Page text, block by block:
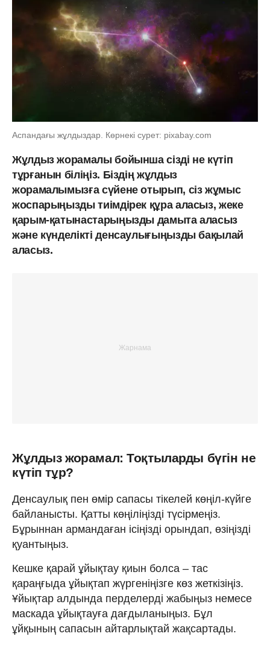
Аспандағы жұлдыздар. Көрнекі сурет: pixabay.com
Жұлдыз жорамалы бойынша сізді не күтіп
тұрғанын біліңіз. Біздің жұлдыз
жорамалымызға сүйене отырып, сіз жұмыс
жоспарыңызды тиімдірек құра аласыз, жеке
қарым-қатынастарыңызды дамыта аласыз
және күнделікті денсаулығыңызды бақылай
аласыз.
Жұлдыз жорамал: Тоқтыларды бүгін не
күтіп тұр?
Денсаулық пен өмір сапасы тікелей көңіл-күйге
байланысты. Қатты көңіліңізді түсірмеңіз.
Бұрыннан армандаған ісіңізді орындап, өзіңізді
қуантыңыз.
Кешке қарай ұйықтау қиын болса – тас
қараңғыда ұйықтап жүргеніңізге көз жеткізіңіз.
Ұйықтар алдында перделерді жабыңыз немесе
маскада ұйықтауға дағдыланыңыз. Бұл
ұйқының сапасын айтарлықтай жақсартады.